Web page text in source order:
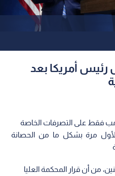
رئيس أمريكا بعد
فقط على التصرفات الخاصة
لأول مرة بشكل ما من الحصانة
من أن قرار المحكمة العليا